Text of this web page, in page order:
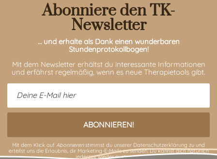
Abonniere den TK-
Newsletter
… und erhalte als Dank einen wunderbaren
Stundenprotokollbogen!
Mit dem Newsletter erhältst du interessante Informationen
und erfährst regelmäßig, wenn es neue Therapietools gibt.
Mit dem Klick auf Abonnierenstimmst du unserer Datenschutzerklärung zu und
erteilst uns die Erlaubnis, dir Marketing-E-Mails zu senden. Du kannst dich natürlich
jederzeit wieder austragen.